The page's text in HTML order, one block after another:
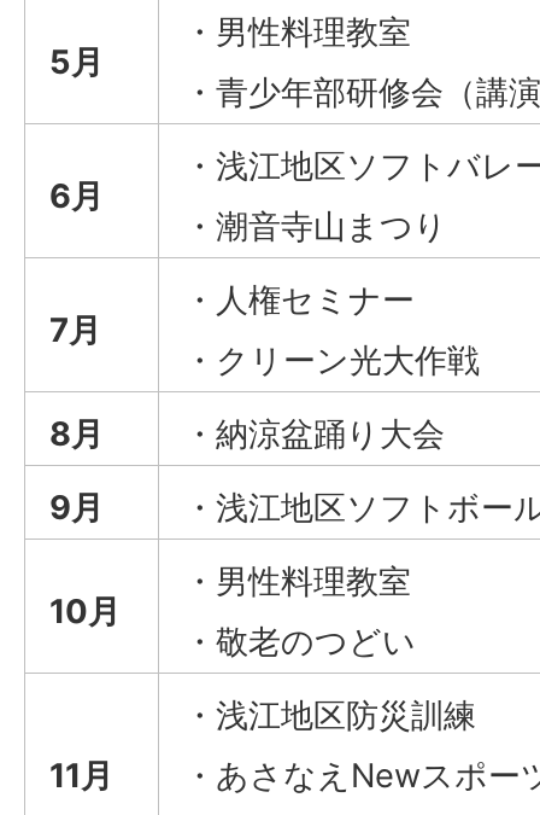
5月
・男性料理教室
・青少年部研修会（講
6月
・浅江地区ソフトバレ
・潮音寺山まつり
7月
・人権セミナー
・クリーン光大作戦
8月
・納涼盆踊り大会
9月
・浅江地区ソフトボー
10月
・男性料理教室
・敬老のつどい
11月
・浅江地区防災訓練
・あさなえNewスポー